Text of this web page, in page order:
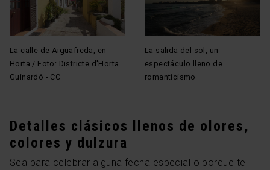
La calle de Aiguafreda, en
Horta / Foto: Districte d'Horta
Guinardó - CC
La salida del sol, un
espectáculo lleno de
romanticismo
Detalles clásicos llenos de olores,
colores y dulzura
Sea para celebrar alguna fecha especial o porque te